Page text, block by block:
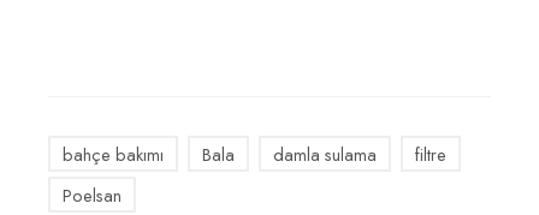
bahçe bakımı Bala damla sulama
filtre
Poelsan